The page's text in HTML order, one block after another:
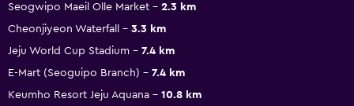
Seogwipo Maeil Olle Market
2.3 km
Cheonjiyeon Waterfall
3.3 km
Jeju World Cup Stadium
7.4 km
E-Mart (Seoguipo Branch)
7.4 km
Keumho Resort Jeju Aquana
10.8 km